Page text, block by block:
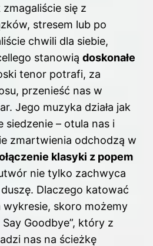
się z
stresem lub po
chwili dla siebie,
stanowią doskonałe
tenor potrafi, za
przenieść nas w
Jego muzyka działa jak
– otula nas i
zmartwienia odchodzą w
klasyki z popem
nie tylko zachwyca
Dlaczego katować
wykresie, skoro możemy
Say Goodbye”, który z
nas na ścieżkę